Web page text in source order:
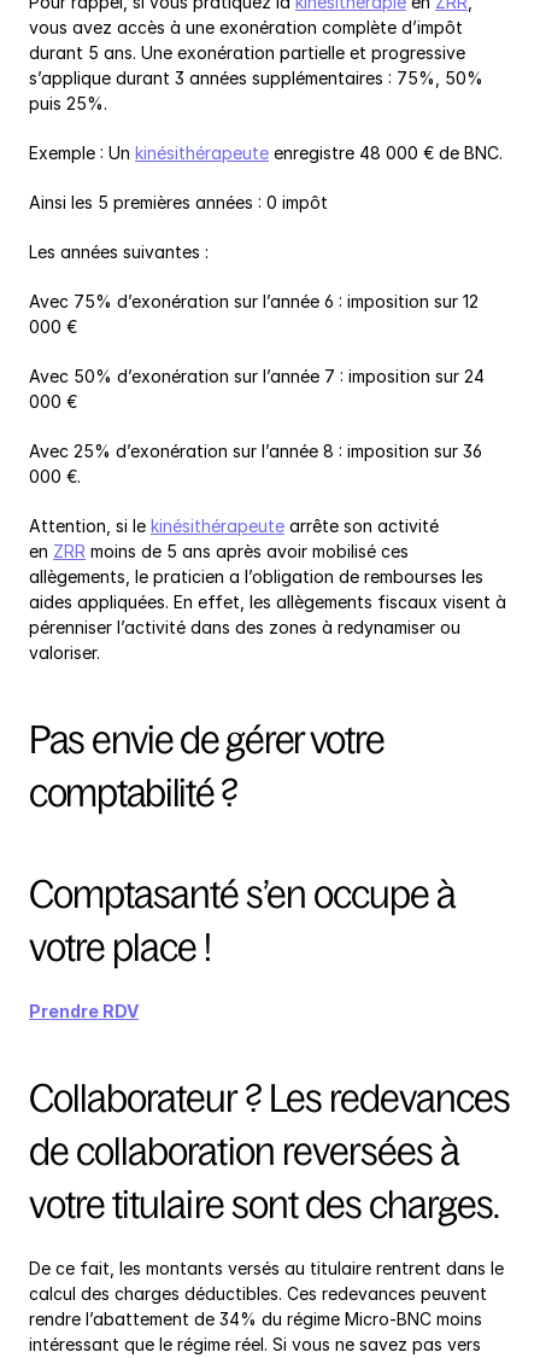
vous avez accès à une exonération complète d’impôt
durant 5 ans. Une exonération partielle et progressive
s’applique durant 3 années supplémentaires : 75%, 50%
puis 25%.
Exemple : Un kinésithérapeute enregistre 48 000 € de BNC.
Ainsi les 5 premières années : 0 impôt
Les années suivantes :
Avec 75% d’exonération sur l’année 6 : imposition sur 12
000 €
Avec 50% d’exonération sur l’année 7 : imposition sur 24
000 €
Avec 25% d’exonération sur l’année 8 : imposition sur 36
000 €.
Attention, si le kinésithérapeute arrête son activité
en ZRR moins de 5 ans après avoir mobilisé ces
allègements, le praticien a l’obligation de rembourses les
aides appliquées. En effet, les allègements fiscaux visent à
pérenniser l’activité dans des zones à redynamiser ou
valoriser.
Pas envie de gérer votre
comptabilité ?
Comptasanté s’en occupe à
votre place !
Prendre RDV
Collaborateur ? Les redevances
de collaboration reversées à
votre titulaire sont des charges.
De ce fait, les montants versés au titulaire rentrent dans le
calcul des charges déductibles. Ces redevances peuvent
rendre l’abattement de 34% du régime Micro-BNC moins
intéressant que le régime réel. Si vous ne savez pas vers